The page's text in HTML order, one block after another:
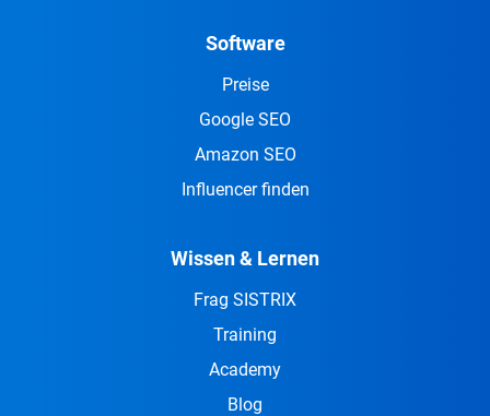
Software
Preise
Google SEO
Amazon SEO
Influencer finden
Wissen & Lernen
Frag SISTRIX
Training
Academy
Blog